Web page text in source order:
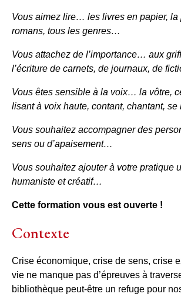
Vous aimez lire… les livres en papier, la
romans, tous les genres…
Vous attachez de l’importance… aux
l’écriture de carnets, de journaux, de
Vous êtes sensible à la voix… la vôtre,
lisant à voix haute, contant, chantant,
Vous souhaitez accompagner des
sens ou d’apaisement…
Vous souhaitez ajouter à votre pratique
humaniste et créatif…
Cette formation vous est ouverte !
Contexte
Crise économique, crise de sens, crise
vie ne manque pas d’épreuves à
bibliothèque peut-être un refuge pour